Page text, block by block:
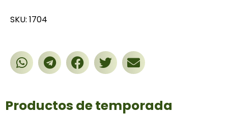
SKU: 1704
Productos de temporada